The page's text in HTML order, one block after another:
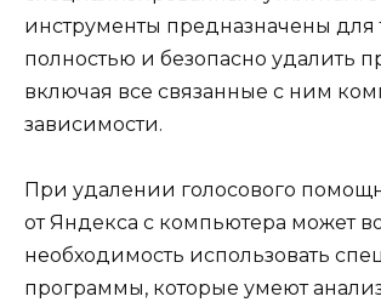
инструменты предназначены для
полностью и безопасно удалить
включая все связанные с ним
зависимости.
При удалении голосового
от Яндекса с компьютера может
необходимость использовать
программы, которые умеют